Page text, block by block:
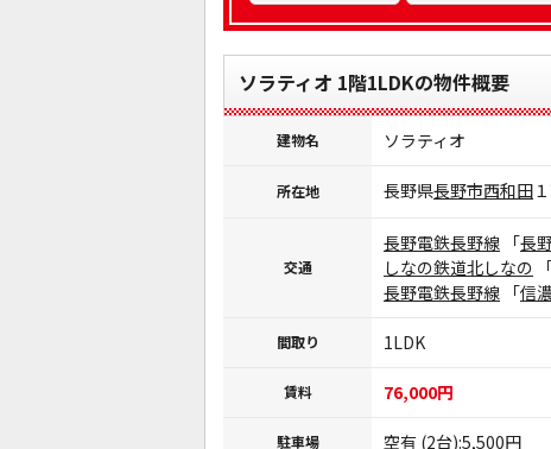
ソラティオ 1階1LDKの物件概要
建物名 ソラティオ
所在地 長野県長野市西和田
交通
長野電鉄長野線 「長
しなの鉄道北しなの
長野電鉄長野線 「信
間取り 1LDK
賃料 76,000円
駐車場 空有 (2台):5,500円